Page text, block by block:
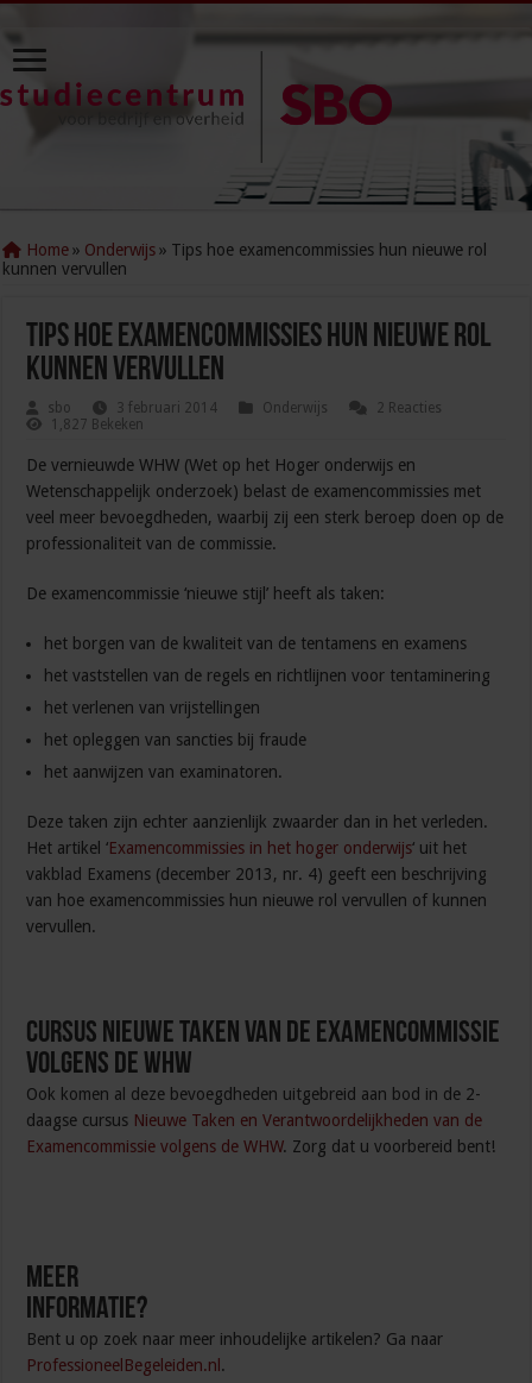
Home » Onderwijs » Tips hoe examencommissies hun nieuwe rol
kunnen vervullen
Tips hoe examencommissies hun nieuwe rol
kunnen vervullen
sbo 3 februari 2014 Onderwijs
2 Reacties
1,827 Bekeken
De vernieuwde WHW (Wet op het Hoger onderwijs en
Wetenschappelijk onderzoek) belast de examencommissies met
veel meer bevoegdheden, waarbij zij een sterk beroep doen op de
professionaliteit van de commissie.
De examencommissie ‘nieuwe stijl’ heeft als taken:
het borgen van de kwaliteit van de tentamens en examens
het vaststellen van de regels en richtlijnen voor tentaminering
het verlenen van vrijstellingen
het opleggen van sancties bij fraude
het aanwijzen van examinatoren.
Deze taken zijn echter aanzienlijk zwaarder dan in het verleden.
Het artikel ‘Examencommissies in het hoger onderwijs‘ uit het
vakblad Examens (december 2013, nr. 4) geeft een beschrijving
van hoe examencommissies hun nieuwe rol vervullen of kunnen
vervullen.
Cursus Nieuwe taken van de examencommissie
volgens de WHW
Ook komen al deze bevoegdheden uitgebreid aan bod in de 2-
daagse cursus Nieuwe Taken en Verantwoordelijkheden van de
Examencommissie volgens de WHW. Zorg dat u voorbereid bent!
Meer
informatie?
Bent u op zoek naar meer inhoudelijke artikelen? Ga naar
ProfessioneelBegeleiden.nl .